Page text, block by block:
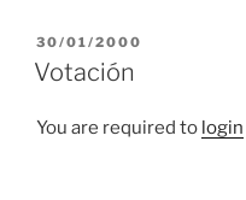
PUBLICADO
EL
30/01/2000
Votación
You are required to login